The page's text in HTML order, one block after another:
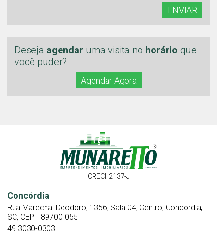
ENVIAR
Deseja agendar uma visita no horário que
você puder?
Agendar Agora
CRECI: 2137-J
Concórdia
Rua Marechal Deodoro, 1356, Sala 04, Centro, Concórdia,
SC, CEP - 89700-055
49 3030-0303